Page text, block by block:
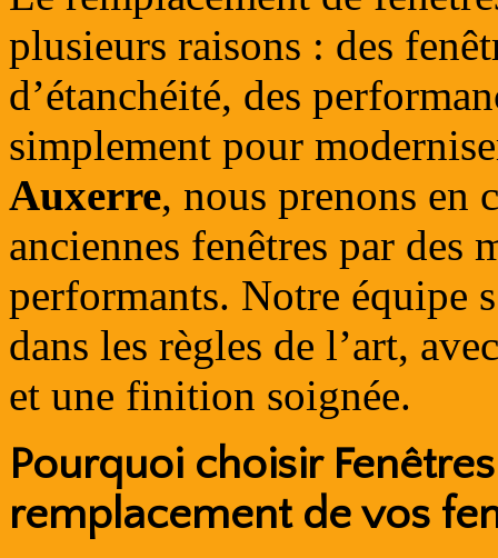
plusieurs raisons : des
d’étanchéité, des
simplement pour
Auxerre, nous prenons en
anciennes fenêtres par des
performants. Notre équipe
dans les règles de l’art,
et une finition soignée.
Pourquoi choisir
remplacement de vos